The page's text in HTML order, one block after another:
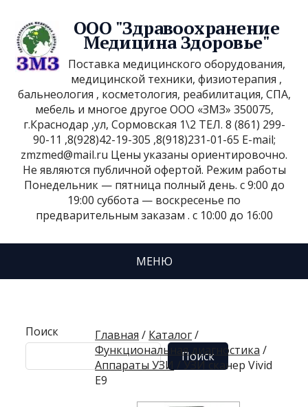
ООО "Здравоохранение
Медицина Здоровье"
Поставка медицинского оборудования,
медицинской техники, физиотерапия ,
бальнеология , косметология, реабилитация, СПА,
мебель и многое другое ООО «ЗМЗ» 350075,
г.Краснодар ,ул, Сормовская 1\2 ТЕЛ. 8 (861) 299-
90-11 ,8(928)42-19-305 ,8(918)231-01-65 E-mail;
zmzmed@mail.ru Цены указаны ориентировочно.
Не являются публичной офертой. Режим работы
Понедельник — пятница полный день. с 9:00 до
19:00 суббота — воскресенье по
предварительным заказам . с 10:00 до 16:00
МЕНЮ
Поиск
Поиск
Главная / Каталог/
Функциональная диагностика /
Аппараты УЗИ
/ УЗИ сканер Vivid
E9